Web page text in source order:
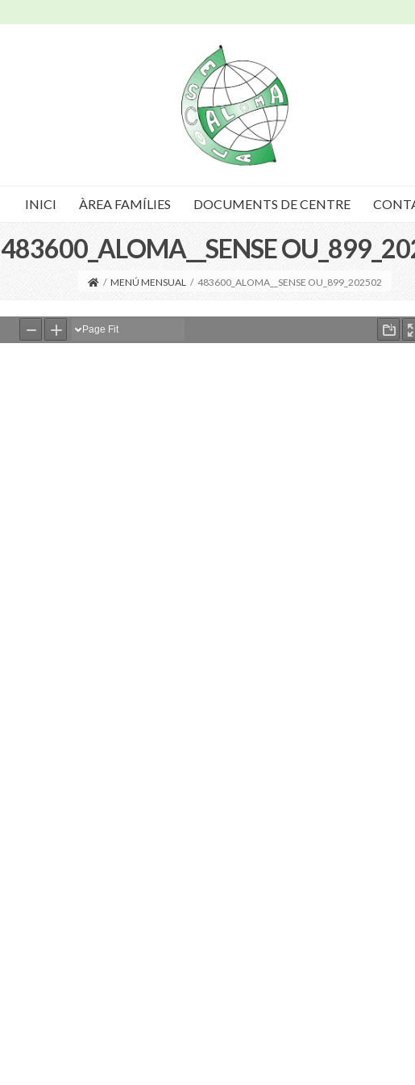
INICI ÀREA FAMÍLIES DOCUMENTS DE CENTRE
483600_ALOMA__SENSE
/ MENÚ MENSUAL / 483600_ALOMA__SENSE OU_899_202502